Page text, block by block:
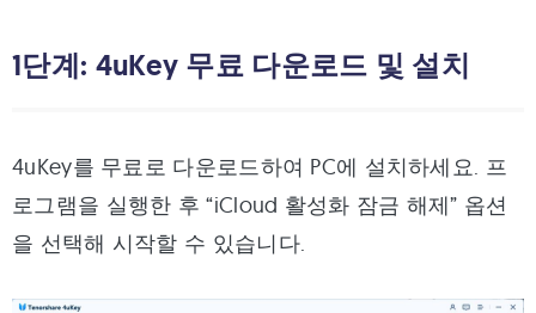
1단계: 4uKey 무료 다운로드 및 설치
4uKey를 무료로 다운로드하여 PC에 설치하세요. 프
로그램을 실행한 후 “iCloud 활성화 잠금 해제” 옵션
을 선택해 시작할 수 있습니다.